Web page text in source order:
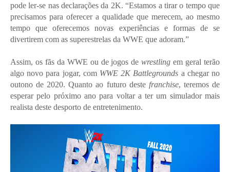
pode ler-se nas declarações da 2K. “Estamos a tirar o tempo que
precisamos para oferecer a qualidade que merecem, ao mesmo
tempo que oferecemos novas experiências e formas de se
divertirem com as superestrelas da WWE que adoram.”
Assim, os fãs da WWE ou de jogos dewrestling em geral terão
algo novo para jogar, com WWE 2K Battlegrounds a chegar no
outono de 2020. Quanto ao futuro deste franchise, teremos de
esperar pelo próximo ano para voltar a ter um simulador mais
realista deste desporto de entretenimento.